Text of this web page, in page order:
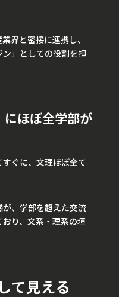
界と密接に連携し、
」としての役割を担
ほぼ全学部が
ぐに、文理ほぼ全て
、学部を超えた交流
り、文系・理系の垣
て見える